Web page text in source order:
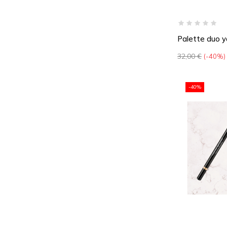
Palette duo
Prix
32,00 € -40%
-40%